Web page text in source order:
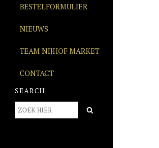
BESTELFORMULIER
NIEUWS
TEAM NIJHOF MARKET
CONTACT
SEARCH